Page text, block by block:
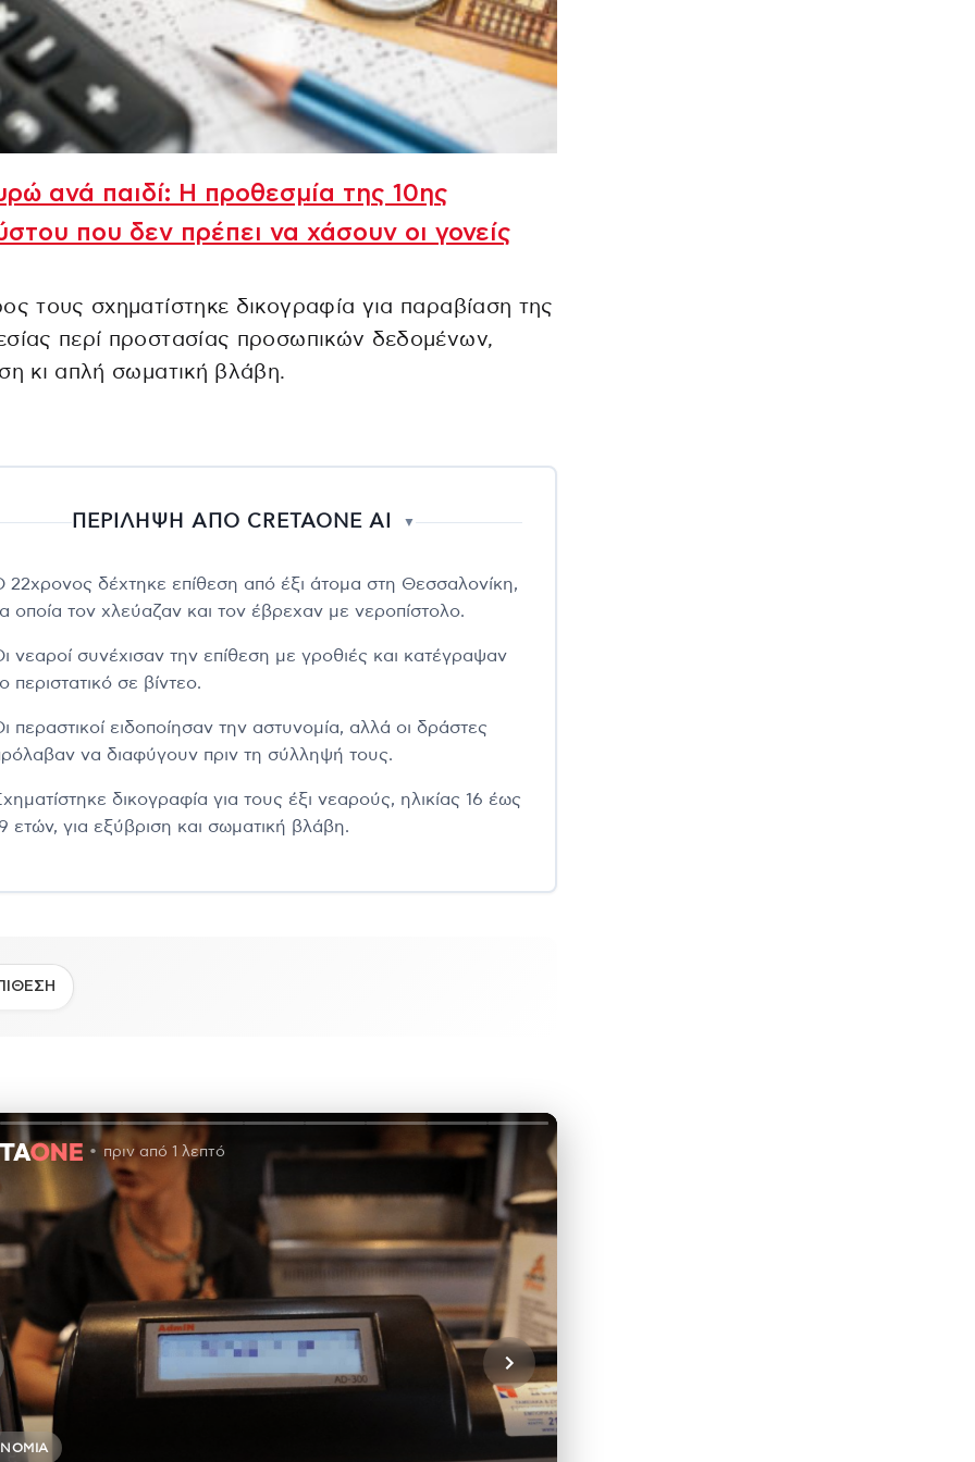
ανά παιδί: Η προθεσμία της 10ης
που δεν πρέπει να χάσουν οι γονείς
τους σχηματίστηκε δικογραφία για παραβίαση της
περί προστασίας προσωπικών δεδομένων,
κι απλή σωματική βλάβη.
ΠΕΡΙΛΗΨΗ ΑΠΟ CRETAONE AI ▼
22χρονος δέχτηκε επίθεση από έξι άτομα στη Θεσσαλονίκη,
οποία τον χλεύαζαν και τον έβρεχαν με νεροπίστολο.
νεαροί συνέχισαν την επίθεση με γροθιές και κατέγραψαν
περιστατικό σε βίντεο.
περαστικοί ειδοποίησαν την αστυνομία, αλλά οι δράστες
να διαφύγουν πριν τη σύλληψή τους.
δικογραφία για τους έξι νεαρούς, ηλικίας 16 έως
ετών, για εξύβριση και σωματική βλάβη.
πριν από 1 λεπτό